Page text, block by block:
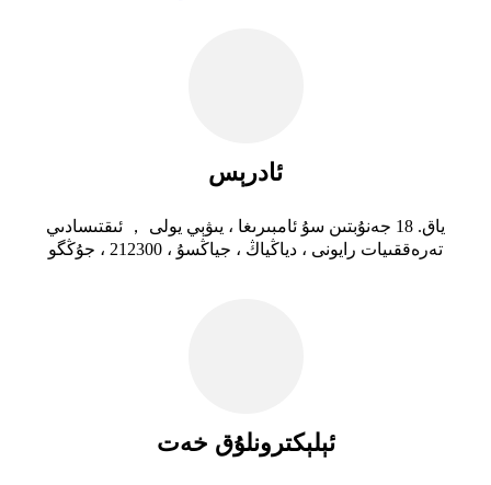
ئادرېس
ياق. 18 جەنۇبتىن سۇ ئامبىرىغا ، يىۋېي يولى ， ئىقتىسادىي
تەرەققىيات رايونى ، دياڭياڭ ، جياڭسۇ ، 212300 ، جۇڭگو
ئېلېكترونلۇق خەت